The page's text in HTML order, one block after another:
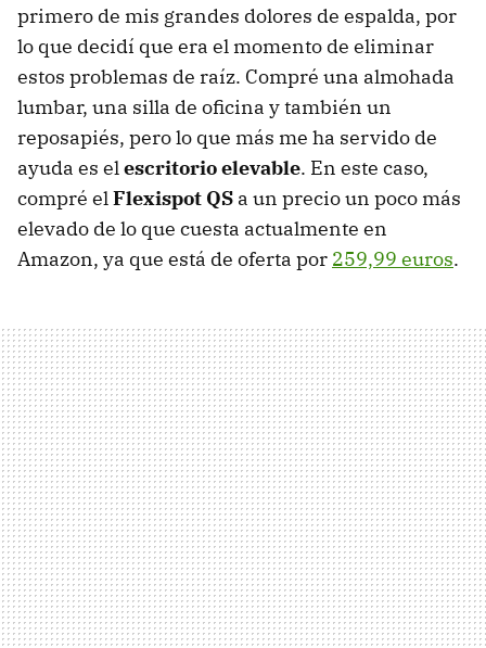
primero de mis grandes dolores de espalda, por
lo que decidí que era el momento de eliminar
estos problemas de raíz. Compré una almohada
lumbar, una silla de oficina y también un
reposapiés, pero lo que más me ha servido de
ayuda es elescritorio elevable. En este caso,
compré elFlexispot QS a un precio un poco más
elevado de lo que cuesta actualmente en
Amazon, ya que está de oferta por 259,99 euros.